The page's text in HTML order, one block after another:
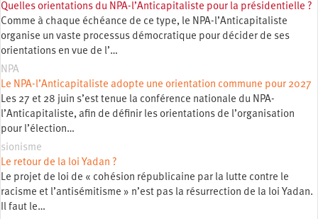
Quelles orientations du NPA-l’Anticapitaliste pour la présidentielle ?
Comme à chaque échéance de ce type, le NPA-l’Anticapitaliste
organise un vaste processus démocratique pour décider de ses
orientations en vue de l’…
NPA
Le NPA-l’Anticapitaliste adopte une orientation commune pour 2027
Les 27 et 28 juin s’est tenue la conférence nationale du NPA-
l’Anticapitaliste, afin de définir les orientations de l’organisation
pour l’élection…
sionisme
Le retour de la loi Yadan ?
Le projet de loi de « cohésion républicaine par la lutte contre le
racisme et l’antisémitisme » n’est pas la résurrection de la loi Yadan.
Il faut le…